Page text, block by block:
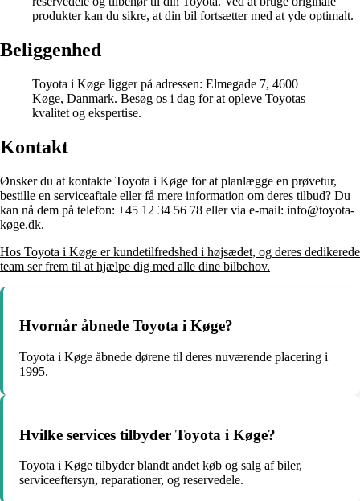
produkter kan du sikre, at din bil fortsætter med at yde optimalt.
Beliggenhed
Toyota i Køge ligger på adressen: Elmegade 7, 4600
Køge, Danmark. Besøg os i dag for at opleve Toyotas
kvalitet og ekspertise.
Kontakt
Ønsker du at kontakte Toyota i Køge for at planlægge en prøvetur,
bestille en serviceaftale eller få mere information om deres tilbud? Du
kan nå dem på telefon: +45 12 34 56 78 eller via e-mail: info@toyota-
køge.dk.
Hos Toyota i Køge er kundetilfredshed i højsædet, og deres dedikerede
team ser frem til at hjælpe dig med alle dine bilbehov.
Hvornår åbnede Toyota i Køge?
Toyota i Køge åbnede dørene til deres nuværende placering i
1995.
Hvilke services tilbyder Toyota i Køge?
Toyota i Køge tilbyder blandt andet køb og salg af biler,
serviceeftersyn, reparationer, og reservedele.